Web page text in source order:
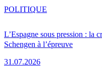
L’Espagne sous pression : la
Schengen à l’épreuve
31.07.2026
POLITIQUE